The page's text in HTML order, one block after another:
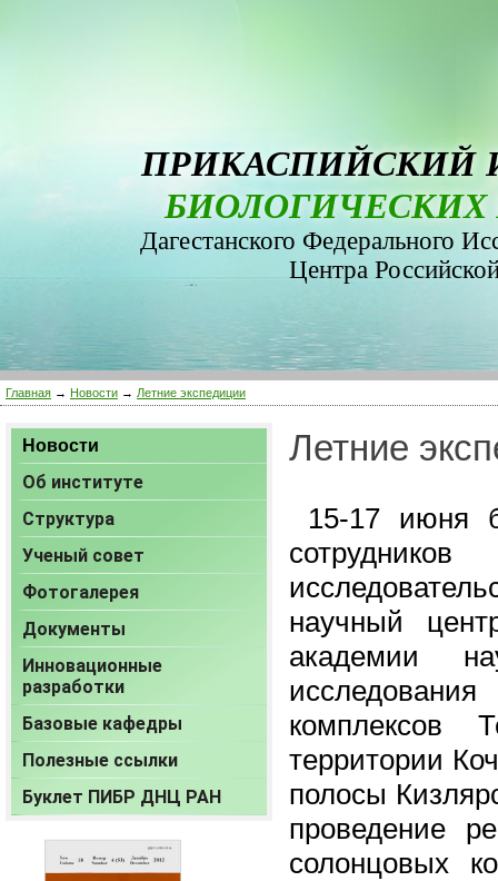
ПРИКАСПИЙСКИЙ
БИОЛОГИЧЕСКИХ
Дагестанского Федерального
Центра
Главная → Новости → Летние экспедиции
Новости
Об институте
Структура
Ученый совет
Фотогалерея
Документы
Инновационные
разработки
Базовые кафедры
Полезные ссылки
Буклет ПИБР ДНЦ РАН
Летние
15-17 июня
научный
академии
комплексов
территории
полосы
проведение
солонцовых